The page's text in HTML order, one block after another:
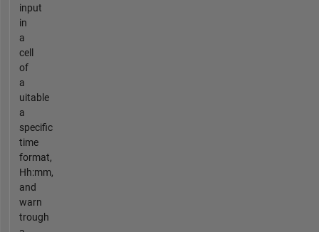
input
in
a
cell
of
a
uitable
a
specific
time
format,
Hh:mm,
and
warn
trough